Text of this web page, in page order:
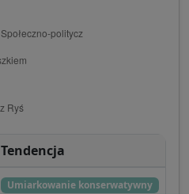
Tendencja
Umiarkowanie konserwatywny